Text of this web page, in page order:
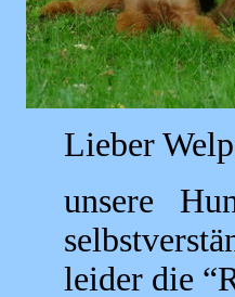
Lieber
unsere
leider die